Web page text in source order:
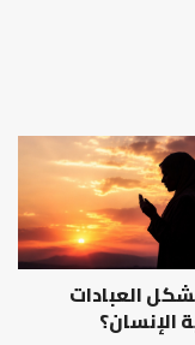
العبادات